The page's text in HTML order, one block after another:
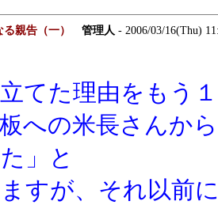
親告（一） 管理人 - 2006/03/16(Thu)
てた理由をもう
への米長さんか
」と
すが、それ以前